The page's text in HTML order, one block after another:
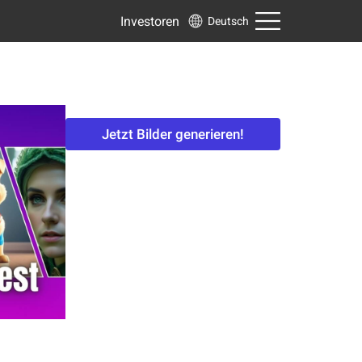
Investoren Deutsch
Jetzt Bilder generieren!